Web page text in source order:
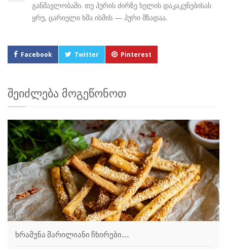
განმავლობაში. თუ პურის ძირზე ხელის დაკაკუნებისას
ყრუ, ცარიელი ხმა ისმის — პური მზადაა.
Facebook Twitter Pinterest
შეიძლება მოგეწონოთ
ხრამუნა მარილიანი ჩხირები…